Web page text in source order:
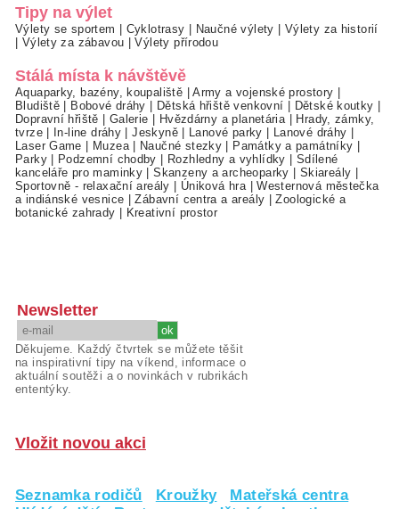
Tipy na výlet
Výlety se sportem | Cyklotrasy | Naučné výlety | Výlety za historií
| Výlety za zábavou |Výlety přírodou
Stálá místa k návštěvě
Aquaparky, bazény, koupaliště |Army a vojenské prostory |
Bludiště | Bobové dráhy | Dětská hřiště venkovní | Dětské koutky |
Dopravní hřiště | Galerie | Hvězdárny a planetária | Hrady, zámky,
tvrze| In-line dráhy |Jeskyně| Lanové parky | Lanové dráhy |
Laser Game | Muzea| Naučné stezky | Památky a památníky |
Parky| Podzemní chodby | Rozhledny a vyhlídky | Sdílené
kanceláře pro maminky |Skanzeny a archeoparky | Skiareály |
Sportovně - relaxační areály | Úniková hra |Westernová městečka
a indiánské vesnice |Zábavní centra a areály |Zoologické a
botanické zahrady | Kreativní prostor
Newsletter
Děkujeme. Každý čtvrtek se můžete těšit
na inspirativní tipy na víkend, informace o
aktuální soutěži a o novinkách v rubrikách
ententýky.
Vložit novou akci
Seznamka rodičů Kroužky
Mateřská centra